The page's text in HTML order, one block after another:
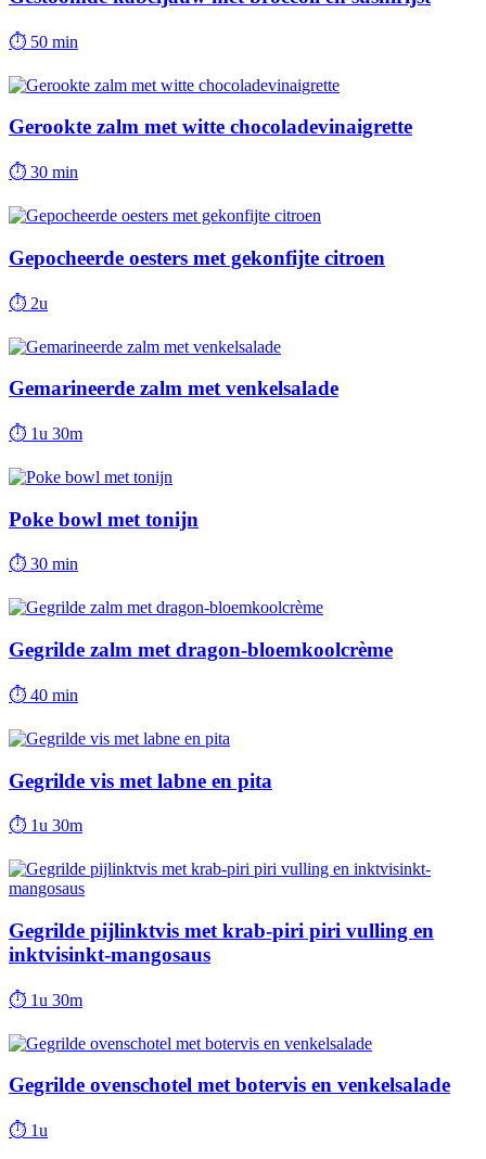
⏱ 50 min
Gerookte zalm met witte chocoladevinaigrette
⏱ 30 min
Gepocheerde oesters met gekonfijte citroen
⏱ 2u
Gemarineerde zalm met venkelsalade
⏱ 1u 30m
Poke bowl met tonijn
⏱ 30 min
Gegrilde zalm met dragon-bloemkoolcrème
⏱ 40 min
Gegrilde vis met labne en pita
⏱ 1u 30m
Gegrilde pijlinktvis met krab-piri piri vulling en
inktvisinkt-mangosaus
⏱ 1u 30m
Gegrilde ovenschotel met botervis en venkelsalade
⏱ 1u